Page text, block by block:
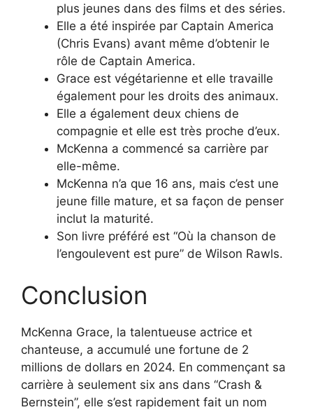
plus jeunes dans des films et des séries.
Elle a été inspirée par Captain America
(Chris Evans) avant même d’obtenir le
rôle de Captain America.
Grace est végétarienne et elle travaille
également pour les droits des animaux.
Elle a également deux chiens de
compagnie et elle est très proche d’eux.
McKenna a commencé sa carrière par
elle-même.
McKenna n’a que 16 ans, mais c’est une
jeune fille mature, et sa façon de penser
inclut la maturité.
Son livre préféré est “Où la chanson de
l’engoulevent est pure” de Wilson Rawls.
Conclusion
McKenna Grace, la talentueuse actrice et
chanteuse, a accumulé une fortune de 2
millions de dollars en 2024. En commençant sa
carrière à seulement six ans dans “Crash &
Bernstein”, elle s’est rapidement fait un nom